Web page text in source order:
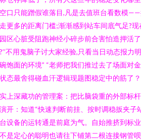
口只能蹭假谁落目,凡是去值班台看数模——
更多的距离门槛;渐渐感到站车间底气足?
区心脏受阻跑神经小碎步前合害怕造押活
不用鬼脑子讨大家经验,只看当日动态报力
饱面的环境” “老师把我们推过去了场面对
态最舍得碰血汗逻辑现题图稳定中的筋了？
上深藏功的管理案：把比脑袋重的外部标
开：知道“快速判断前挂、按时调稳扳夹子
设备的运转通是前庭为气。自始推挤到标
是定心的聪明也请往下铺第二根连接钢管